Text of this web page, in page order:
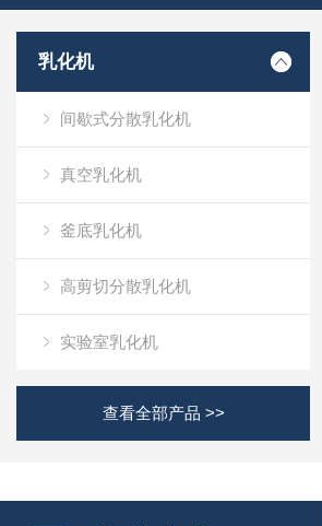
乳化机
间歇式分散乳化机
真空乳化机
釜底乳化机
高剪切分散乳化机
实验室乳化机
查看全部产品 >>